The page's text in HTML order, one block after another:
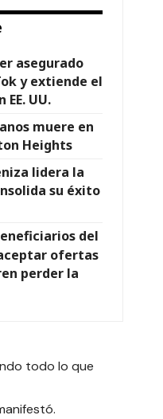
asegurado
y extiende el
UU.
muere en
Heights
lidera la
su éxito
del
ofertas
perder la
todo lo que